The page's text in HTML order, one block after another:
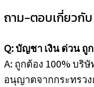
ถาม-ตอบเกี่ยวกั
Q: บัญชา เงิน ด่วน ถู
A: ถูกต้อง 100% บริ
อนุญาตจากกระทรว